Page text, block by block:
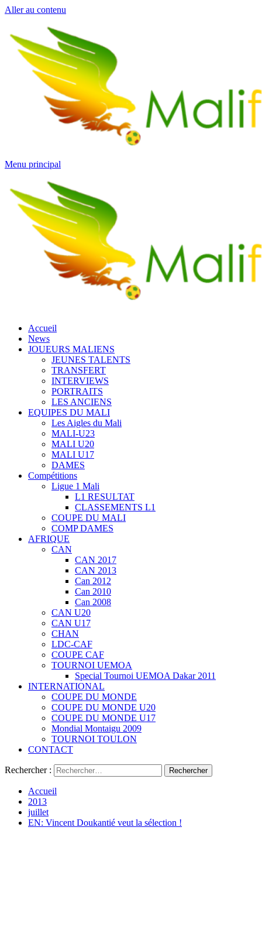
Aller au contenu
Menu principal
Accueil
News
JOUEURS MALIENS
JEUNES TALENTS
TRANSFERT
INTERVIEWS
PORTRAITS
LES ANCIENS
EQUIPES DU MALI
Les Aigles du Mali
MALI-U23
MALI U20
MALI U17
DAMES
Compétitions
Ligue 1 Mali
L1 RESULTAT
CLASSEMENTS L1
COUPE DU MALI
COMP DAMES
AFRIQUE
CAN
CAN 2017
CAN 2013
Can 2012
Can 2010
Can 2008
CAN U20
CAN U17
CHAN
LDC-CAF
COUPE CAF
TOURNOI UEMOA
Special Tournoi UEMOA Dakar 2011
INTERNATIONAL
COUPE DU MONDE
COUPE DU MONDE U20
COUPE DU MONDE U17
Mondial Montaigu 2009
TOURNOI TOULON
CONTACT
Rechercher :
Accueil
2013
juillet
EN: Vincent Doukantié veut la sélection !